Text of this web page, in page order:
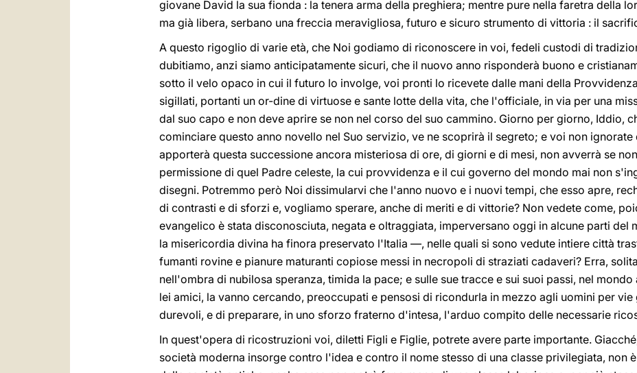
giovane David la sua fionda : la tenera arma della preghiera; mentre pure nella faretra della
ma già libera, serbano una freccia meravigliosa, futuro e sicuro strumento di vittoria : il
A questo rigoglio di varie età, che Noi godiamo di riconoscere in voi, fedeli custodi di
dubitiamo, anzi siamo anticipatamente sicuri, che il nuovo anno risponderà buono e
sotto il velo opaco in cui il futuro lo involge, voi pronti lo ricevete dalle mani della
sigillati, portanti un or-dine di virtuose e sante lotte della vita, che l'officiale, in via per una
dal suo capo e non deve aprire se non nel corso del suo cammino. Giorno per giorno, Iddio,
cominciare questo anno novello nel Suo servizio, ve ne scoprirà il segreto; e voi non ignorate
apporterà questa successione ancora misteriosa di ore, di giorni e di mesi, non avverrà se
permissione di quel Padre celeste, la cui provvidenza e il cui governo del mondo mai non
disegni. Potremmo però Noi dissimularvi che l'anno nuovo e i nuovi tempi, che esso apre,
di contrasti e di sforzi e, vogliamo sperare, anche di meriti e di vittorie? Non vedete come,
evangelico è stata disconosciuta, negata e oltraggiata, imperversano oggi in alcune parti del
la misericordia divina ha finora preservato l'Italia —, nelle quali si sono vedute intiere città
fumanti rovine e pianure maturanti copiose messi in necropoli di straziati cadaveri? Erra,
nell'ombra di nubilosa speranza, timida la pace; e sulle sue tracce e sui suoi passi, nel
lei amici, la vanno cercando, preoccupati e pensosi di ricondurla in mezzo agli uomini per vie
durevoli, e di preparare, in uno sforzo fraterno d'intesa, l'arduo compito delle necessarie
In quest'opera di ricostruzioni voi, diletti Figli e Figlie, potrete avere parte importante.
società moderna insorge contro l'idea e contro il nome stesso di una classe privilegiata, non